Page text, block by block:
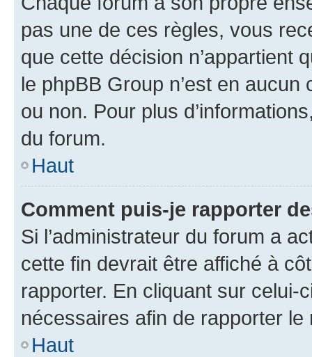
pas une de ces règles, vous
que cette décision n’appartient
le phpBB Group n’est en
ou non. Pour plus
du forum.
Haut
Comment puis-je rapporter
Si l’administrateur du forum a
cette fin devrait être affiché à
rapporter. En cliquant sur
nécessaires afin de rapporter le
Haut